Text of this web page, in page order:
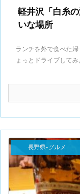
軽井沢「白糸
いな場所
ランチを外で食べた
ょっとドライブして
長野県-グルメ